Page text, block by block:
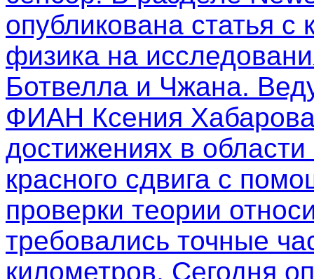
опубликована статья
физика на
Ботвелла и Чжана.
ФИАН Ксения
достижениях в
красного сдвига с
проверки теории
требовались точные
километров. Сегодня